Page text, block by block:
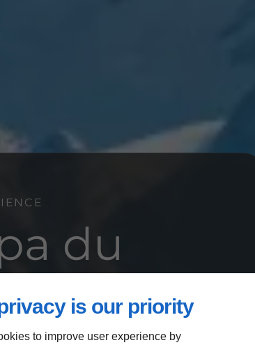
is our priority
to improve user experience by
du